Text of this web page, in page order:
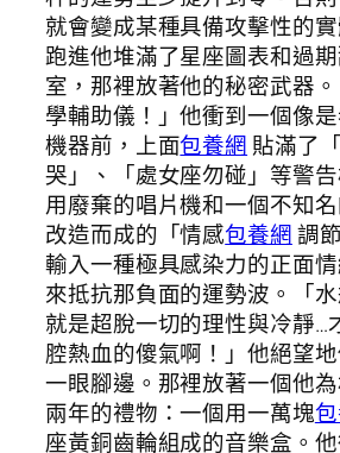
就會變成某種具備攻擊性的
跑進他堆滿了星座圖表和過
室，那裡放著他的秘密武器
學輔助儀！」他衝到一個像
機器前，上面包養網 貼滿了
哭」、「處女座勿碰」等警
用廢棄的唱片機和一個不知
改造而成的「情感包養網調
輸入一種極具感染力的正面情
來抵抗那負面的運勢波。「水
就是超脫一切的理性與冷靜…
腔熱血的傻氣啊！」他絕望
一眼腳邊。那裡放著一個他
兩年的禮物：一個用一萬塊
座黃銅齒輪組成的音樂盒。